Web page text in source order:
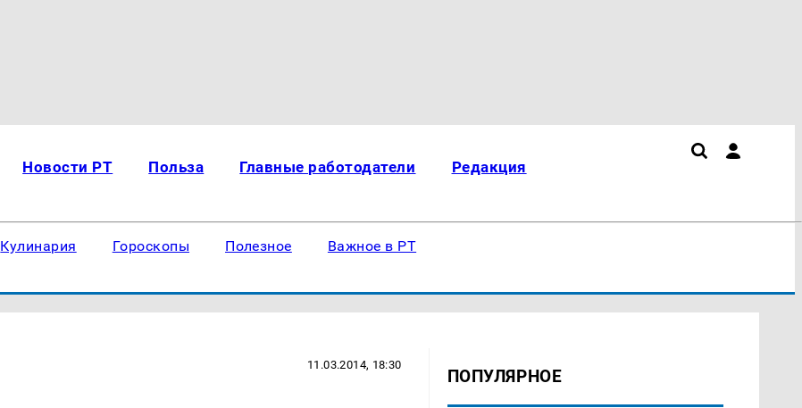
Новости РТ Польза Главные работодатели Редакция
Кулинария Гороскопы Полезное Важное в РТ
11.03.2014, 18:30
ПОПУЛЯРНОЕ